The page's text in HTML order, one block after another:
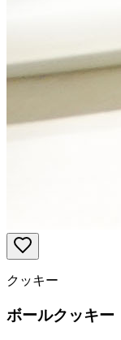
クッキー
ボールクッキー